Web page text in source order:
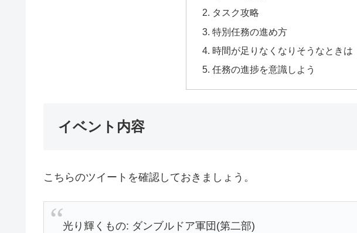
タスク攻略
特別任務の進め方
時間が足りなくなりそうなときは
任務の進捗を意識しよう
イベント内容
こちらのツイートを確認しておきましょう。
光り輝くもの: ダンブルドア軍団(第二部)